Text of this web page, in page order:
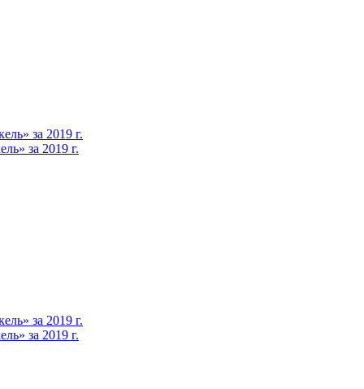
за 2019 г.
за 2019 г.
за 2019 г.
за 2019 г.